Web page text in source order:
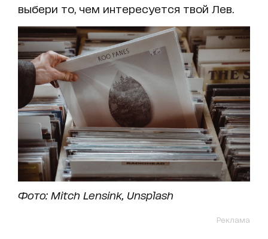
выбери то, чем интересуется твой Лев.
Фото: Mitch Lensink, Unsplash
Реклама